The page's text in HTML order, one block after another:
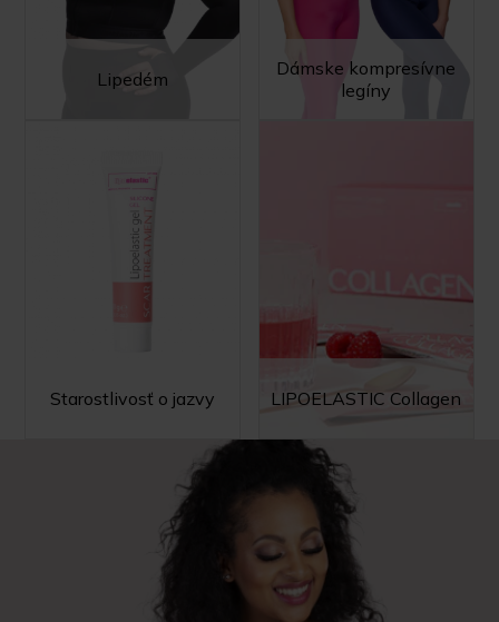
Lipedém
Dámske kompresívne
legíny
Starostlivosť o jazvy LIPOELASTIC Collagen